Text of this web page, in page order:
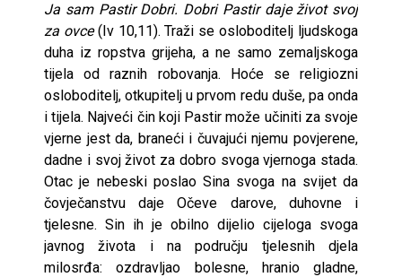
Ja sam Pastir Dobri. Dobri Pastir daje život svoj
za ovce(Iv 10,11). Traži se osloboditelj ljudskoga
duha iz ropstva grijeha, a ne samo zemaljskoga
tijela od raznih robovanja. Hoće se religiozni
osloboditelj, otkupitelj u prvom redu duše, pa onda
i tijela. Najveći čin koji Pastir može učiniti za svoje
vjerne jest da, braneći i čuvajući njemu povjerene,
dadne i svoj život za dobro svoga vjernoga stada.
Otac je nebeski poslao Sina svoga na svijet da
čovječanstvu daje Očeve darove, duhovne i
tjelesne. Sin ih je obilno dijelio cijeloga svoga
javnog života i na području tjelesnih djela
milosrđa: ozdravljao bolesne, hranio gladne,